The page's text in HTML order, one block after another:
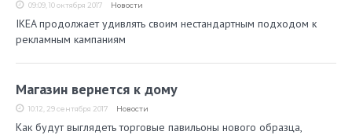
09:09, 10 октября 2017 Новости
IKEA продолжает удивлять своим нестандартным подходом к
рекламным кампаниям
Магазин вернется к дому
10:12, 29 сентября 2017 Новости
Как будут выглядеть торговые павильоны нового образца,